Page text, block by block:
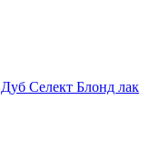
Селект Блонд лак